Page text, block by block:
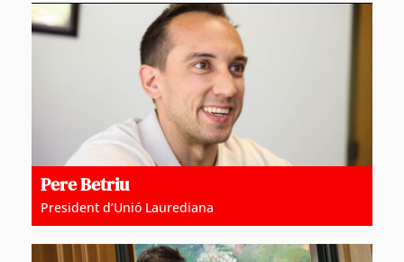
Pere Betriu
President d’Unió Laurediana